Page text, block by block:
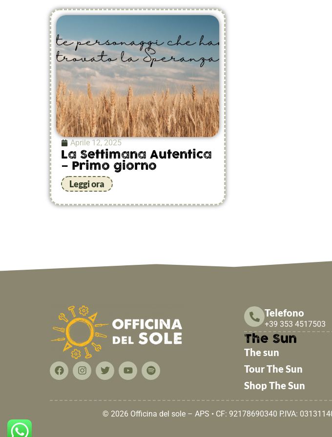
Aprile 12, 2025
La Settimana Autentica
– Primo giorno
Leggi ora
Telefono
+39 353 4517503
The Sun
The sun
Tour The Sun
Shop The Sun
© 2026 Officina del sole – APS • CF: 92178690340 P.IVA: